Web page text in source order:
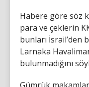
Habere göre söz
para ve çeklerin
bunları
Larnaka
bulunmadığını
Gümrük